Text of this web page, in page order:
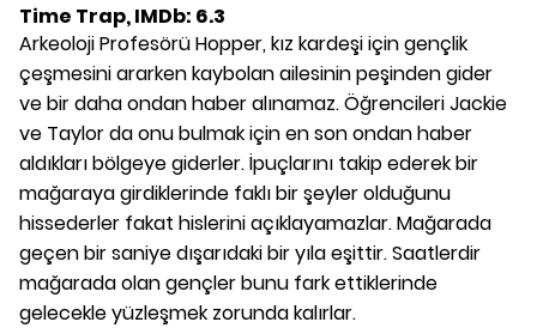
Time Trap, IMDb: 6.3
Arkeoloji Profesörü Hopper, kız kardeşi için gençlik
çeşmesini ararken kaybolan ailesinin peşinden gider
ve bir daha ondan haber alınamaz. Öğrencileri Jackie
ve Taylor da onu bulmak için en son ondan haber
aldıkları bölgeye giderler. İpuçlarını takip ederek bir
mağaraya girdiklerinde faklı bir şeyler olduğunu
hissederler fakat hislerini açıklayamazlar. Mağarada
geçen bir saniye dışarıdaki bir yıla eşittir. Saatlerdir
mağarada olan gençler bunu fark ettiklerinde
gelecekle yüzleşmek zorunda kalırlar.